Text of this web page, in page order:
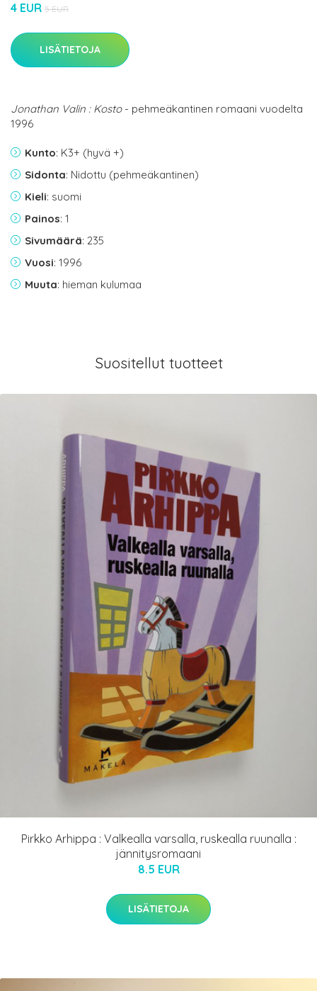
4 EUR 5 EUR
LISÄTIETOJA
Jonathan Valin : Kosto- pehmeäkantinen romaani vuodelta
1996
Kunto: K3+ (hyvä +)
Sidonta: Nidottu (pehmeäkantinen)
Kieli: suomi
Painos: 1
Sivumäärä: 235
Vuosi: 1996
Muuta: hieman kulumaa
Suositellut tuotteet
Pirkko Arhippa : Valkealla varsalla, ruskealla ruunalla :
jännitysromaani
8.5 EUR
LISÄTIETOJA